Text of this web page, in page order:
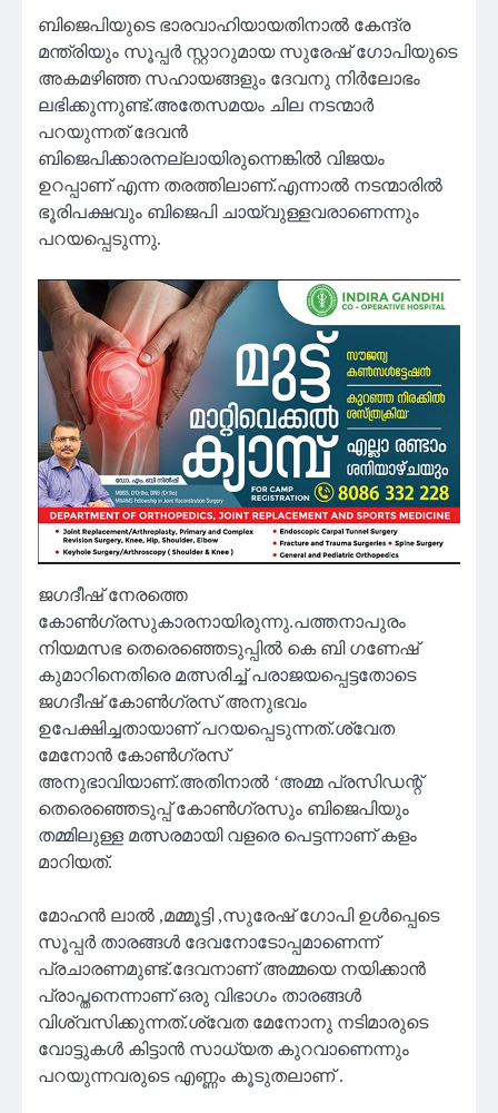
ബിജെപിയുടെ ഭാരവാഹിയായതിനാൽ കേന്ദ്ര
മന്ത്രിയും സൂപ്പർ സ്റ്റാറുമായ സുരേഷ് ഗോപിയുടെ
അകമഴിഞ്ഞ സഹായങ്ങളും ദേവനു നിർലോഭം
ലഭിക്കുന്നുണ്ട്.അതേസമയം ചില നടന്മാർ
പറയുന്നത് ദേവൻ
ബിജെപിക്കാരനല്ലായിരുന്നെങ്കിൽ വിജയം
ഉറപ്പാണ് എന്ന തരത്തിലാണ്.എന്നാൽ നടന്മാരിൽ
ഭൂരിപക്ഷവും ബിജെപി ചായ്‌വുള്ളവരാണെന്നും
പറയപ്പെടുന്നു.
ജഗദീഷ് നേരത്തെ
കോൺഗ്രസുകാരനായിരുന്നു.പത്തനാപുരം
നിയമസഭ തെരെഞ്ഞെടുപ്പിൽ കെ ബി ഗണേഷ്
കുമാറിനെതിരെ മത്സരിച്ച് പരാജയപ്പെട്ടതോടെ
ജഗദീഷ് കോൺഗ്രസ് അനുഭവം
ഉപേക്ഷിച്ചതായാണ് പറയപ്പെടുന്നത്.ശ്വേത
മേനോൻ കോൺഗ്രസ്
അനുഭാവിയാണ്.അതിനാൽ ‘അമ്മ പ്രസിഡന്റ്
തെരെഞ്ഞെടുപ്പ് കോൺഗ്രസും ബിജെപിയും
തമ്മിലുള്ള മത്സരമായി വളരെ പെട്ടന്നാണ് കളം
മാറിയത്.
മോഹൻ ലാൽ ,മമ്മൂട്ടി ,സുരേഷ് ഗോപി ഉൾപ്പെടെ
സൂപ്പർ താരങ്ങൾ ദേവനോടോപ്പമാണെന്ന്
പ്രചാരണമുണ്ട്.ദേവനാണ് അമ്മയെ നയിക്കാൻ
പ്രാപ്തനെന്നാണ് ഒരു വിഭാഗം താരങ്ങൾ
വിശ്വസിക്കുന്നത്.ശ്വേത മേനോനു നടിമാരുടെ
വോട്ടുകൾ കിട്ടാൻ സാധ്യത കുറവാണെന്നും
പറയുന്നവരുടെ എണ്ണം കൂടുതലാണ് .